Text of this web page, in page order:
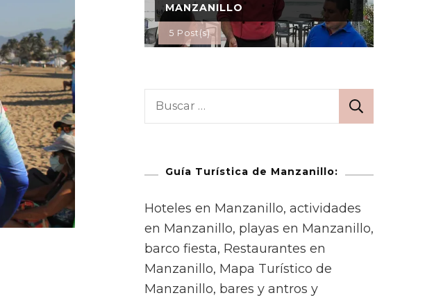
MANZANILLO
5 Post(s)
Guía Turística de Manzanillo:
Hoteles en Manzanillo, actividades
en Manzanillo, playas en Manzanillo,
barco fiesta, Restaurantes en
Manzanillo, Mapa Turístico de
Manzanillo, bares y antros y